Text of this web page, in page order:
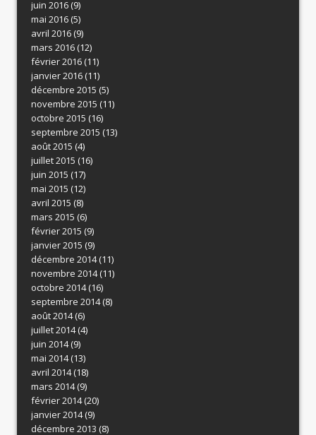
juin 2016(9)
mai 2016(5)
avril 2016(9)
mars 2016(12)
février 2016(11)
janvier 2016(11)
décembre 2015 (5)
novembre 2015 (11)
octobre 2015 (16)
septembre 2015 (13)
août 2015 (4)
juillet 2015 (16)
juin 2015 (17)
mai 2015 (12)
avril 2015 (8)
mars 2015 (6)
février 2015 (9)
janvier 2015 (9)
décembre 2014(11)
novembre 2014(11)
octobre 2014(16)
septembre 2014(8)
août 2014(6)
juillet 2014(4)
juin 2014(9)
mai 2014(13)
avril 2014(18)
mars 2014(9)
février 2014(20)
janvier 2014(9)
décembre 2013 (8)